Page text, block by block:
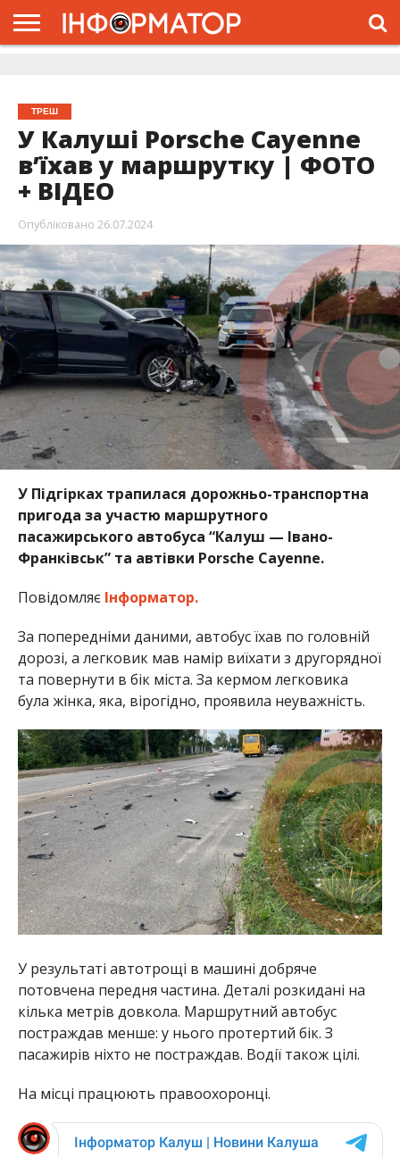
ТРЕШ
У Калуші Porsche Cayenne
в’їхав у маршрутку | ФОТО
+ ВІДЕО
Опубліковано 26.07.2024
У Підгірках трапилася дорожньо-транспортна
пригода за участю маршрутного
пасажирського автобуса “Калуш — Івано-
Франківськ” та автівки Porsche Cayenne.
Повідомляє Інформатор.
За попередніми даними, автобус їхав по головній
дорозі, а легковик мав намір виїхати з другорядної
та повернути в бік міста. За кермом легковика
була жінка, яка, вірогідно, проявила неуважність.
У результаті автотрощі в машині добряче
потовчена передня частина. Деталі розкидані на
кілька метрів довкола. Маршрутний автобус
постраждав менше: у нього протертий бік. З
пасажирів ніхто не постраждав. Водії також цілі.
На місці працюють правоохоронці.